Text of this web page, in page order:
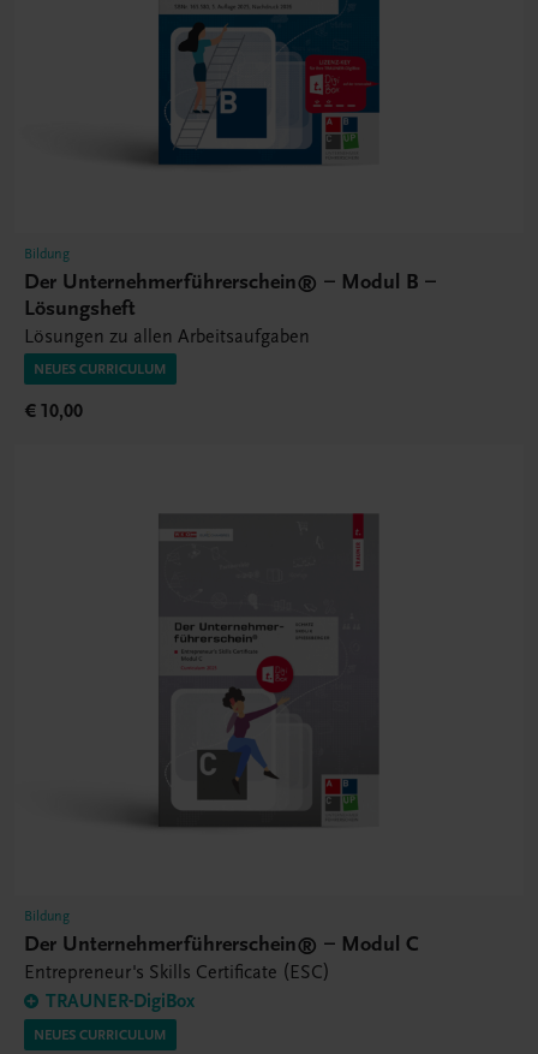
Bildung
Der Unternehmerführerschein® – Modul B –
Lösungsheft
Lösungen zu allen Arbeitsaufgaben
NEUES CURRICULUM
€ 10,00
Bildung
Der Unternehmerführerschein® – Modul C
Entrepreneur's Skills Certificate (ESC)
TRAUNER-DigiBox
NEUES CURRICULUM